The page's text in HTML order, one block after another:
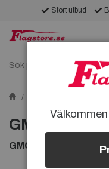
Stort utbud
GMC-
GMC TYGMÄRKEN,